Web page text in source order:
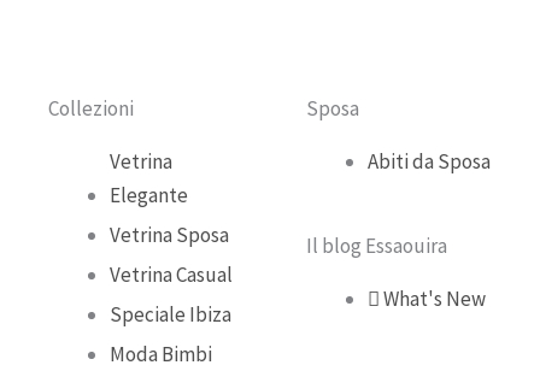
o
a
m
e
Collezioni
Vetrina
Elegante
Vetrina Sposa
Vetrina Casual
Speciale Ibiza
Moda Bimbi
Sposa
Abiti da Sposa
Il blog Essaouira
What's New